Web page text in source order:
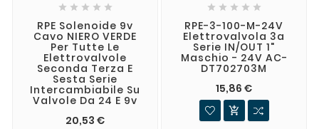
    
RPE Solenoide 9v
Cavo NIERO VERDE
Per Tutte Le
Elettrovalvole
Seconda Terza E
Sesta Serie
Intercambiabile Su
Valvole Da 24 E 9v
20,53 €
    
RPE-3-100-M-24V
Elettrovalvola 3a
Serie IN/OUT 1"
Maschio - 24V AC-
DT702703M
15,86 €
